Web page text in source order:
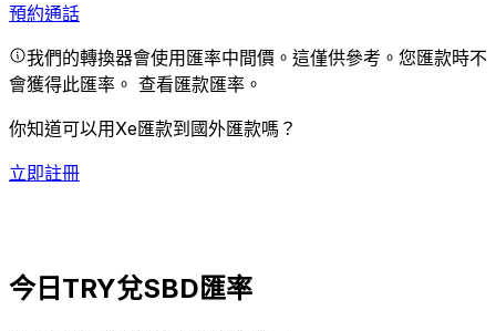
預約通話
我們的轉換器會使用匯率中間價。這僅供參考。您匯款時不
會獲得此匯率。 查看匯款匯率。
你知道可以用Xe匯款到國外匯款嗎？
立即註冊
今日TRY兌SBD匯率